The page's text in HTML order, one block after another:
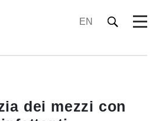
EN
dei mezzi con